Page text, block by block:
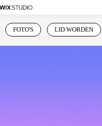
FOTO'S LID WORDEN